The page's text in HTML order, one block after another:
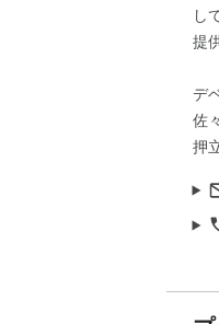
デ
佐
押
し
提